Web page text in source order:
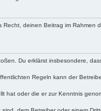
deinen Beitrag im Rahmen
Du erklärst insbesondere,
Regeln kann der
oder die er zur Kenntnis